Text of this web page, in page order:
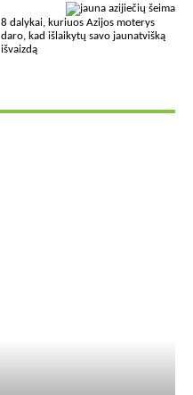
8 dalykai, kuriuos Azijos moterys
daro, kad išlaikytų savo jaunatvišką
išvaizdą